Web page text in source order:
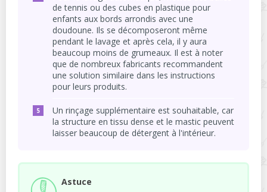
de tennis ou des cubes en plastique pour
enfants aux bords arrondis avec une
doudoune. Ils se décomposeront même
pendant le lavage et après cela, il y aura
beaucoup moins de grumeaux. Il est à noter
que de nombreux fabricants recommandent
une solution similaire dans les instructions
pour leurs produits.
Un rinçage supplémentaire est souhaitable, car
la structure en tissu dense et le mastic peuvent
laisser beaucoup de détergent à l'intérieur.
Astuce